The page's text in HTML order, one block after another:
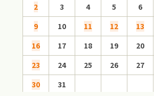
2
3 4 5 6
9
10 11 12 13
16
17 18 19 20
23
24 25 26 27
30
31